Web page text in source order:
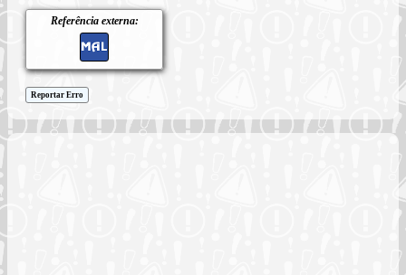
Referência externa:
Reportar Erro